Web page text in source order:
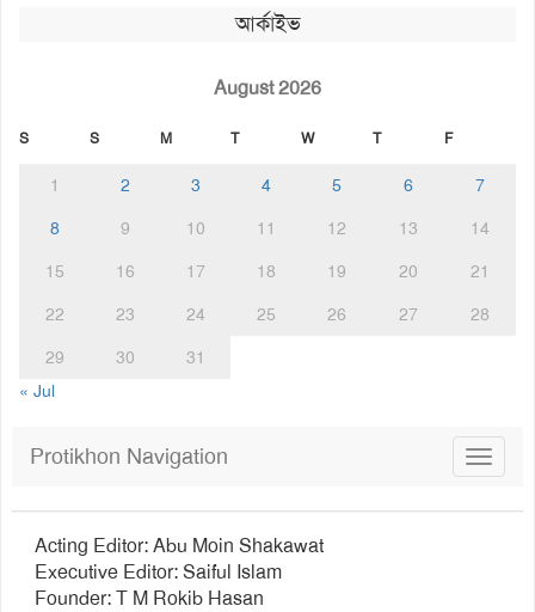
আর্কাইভ
August 2026
S S M T W T F
1 2 3 4 5 6
7
8
9 10 11 12 13
14
15
16 17 18 19 20
21
22
23 24 25 26 27
28
29
30
31
« Jul
Toggle
Protikhon Navigation
Acting Editor: Abu Moin Shakawat
Executive Editor: Saiful Islam
Founder: T M Rokib Hasan